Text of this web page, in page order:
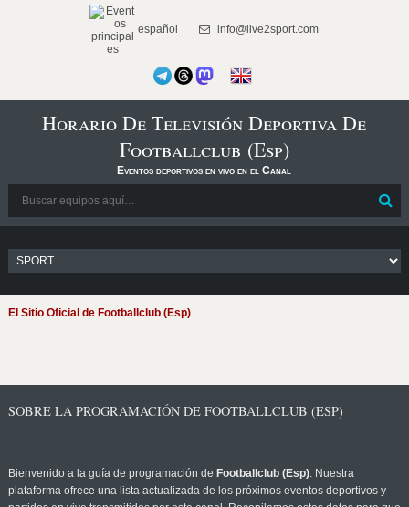
español info@live2sport.com
Horario De Televisión Deportiva De
Footballclub (Esp)
Eventos deportivos en vivo en el Canal
El Sitio Oficial de Footballclub (Esp)
SOBRE LA PROGRAMACIÓN DE FOOTBALLCLUB (ESP)
Bienvenido a la guía de programación de Footballclub (Esp). Nuestra
plataforma ofrece una lista actualizada de los próximos eventos deportivos y